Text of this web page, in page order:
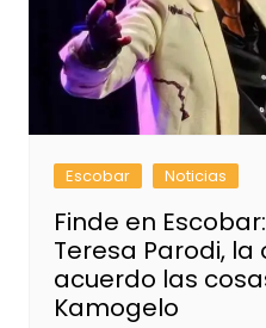
Escobar Noticias
Finde en
Teresa Parodi, la
acuerdo las
Kamogelo